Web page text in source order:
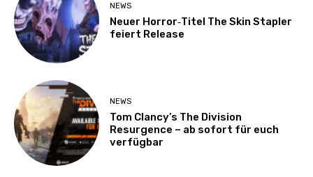
NEWS
Neuer Horror‑Titel The Skin Stapler
feiert Release
NEWS
Tom Clancy’s The Division
Resurgence – ab sofort für euch
verfügbar